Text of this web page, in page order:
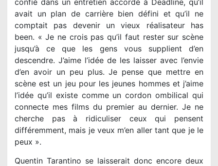
avait un plan de carrière bien défini et qu’il ne
comptait pas devenir un vieux réalisateur has
been. « Je ne crois pas qu’il faut rester sur scène
jusqu’à ce que les gens vous supplient d’en
descendre. J’aime l’idée de les laisser avec l’envie
d’en avoir un peu plus. Je pense que mettre en
scène est un jeu pour les jeunes hommes et j’aime
l’idée qu’il existe comme un cordon ombilical qui
connecte mes films du premier au dernier. Je ne
cherche pas à ridiculiser ceux qui pensent
différemment, mais je veux m’en aller tant que je le
peux ».
Quentin Tarantino se laisserait donc encore deux